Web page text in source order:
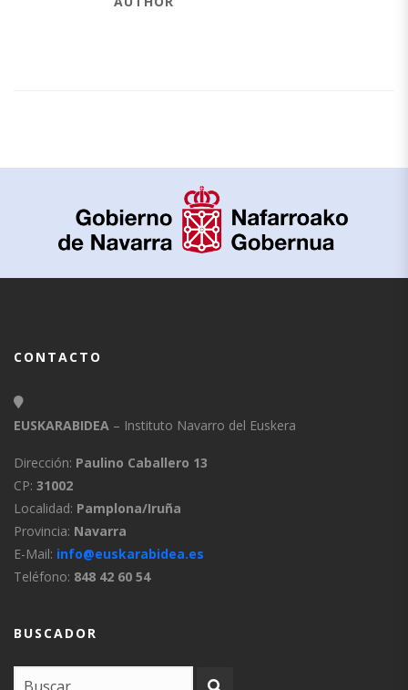
CONTACTO
EUSKARABIDEA – Instituto Navarro del Euskera
Dirección: Paulino Caballero 13
CP: 31002
Localidad: Pamplona/Iruña
Provincia: Navarra
E-Mail: info@euskarabidea.es
Teléfono: 848 42 60 54
BUSCADOR